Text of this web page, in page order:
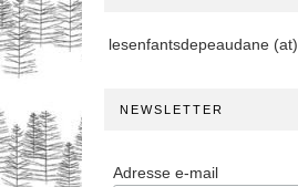
lesenfantsdepeaudane
NEWSLETTER
Adresse e-mail